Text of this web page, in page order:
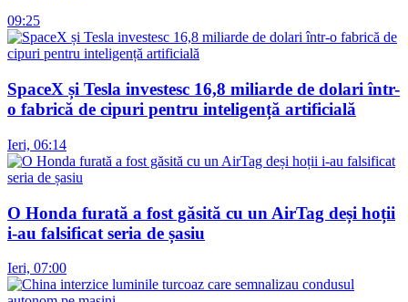
09:25
SpaceX și Tesla investesc 16,8 miliarde de dolari într-
o fabrică de cipuri pentru inteligență artificială
Ieri, 06:14
O Honda furată a fost găsită cu un AirTag deși hoții
i-au falsificat seria de șasiu
Ieri, 07:00